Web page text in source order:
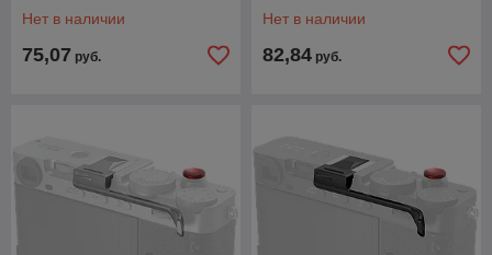
Нет в наличии
75,07 руб.
Нет в наличии
82,84 руб.